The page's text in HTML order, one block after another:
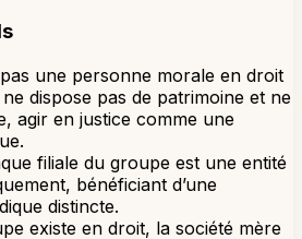
une personne morale en droit
dispose pas de patrimoine et ne
agir en justice comme une
filiale du groupe est une entité
bénéficiant d’une
distincte.
existe en droit, la société mère